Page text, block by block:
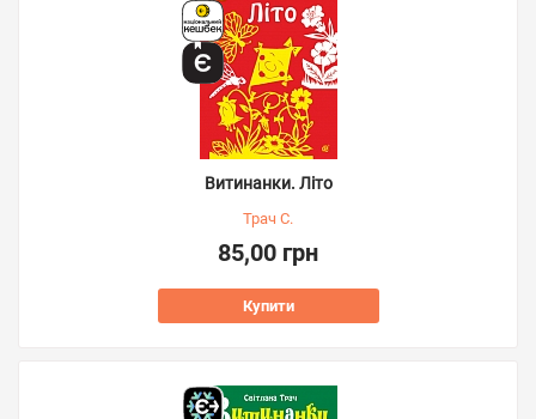
Витинанки. Літо
Трач С.
85,00 грн
Купити